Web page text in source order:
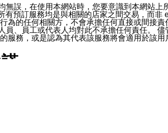
官方帳號或認證官方帳號的通知型訊息。
誤，在使用本網站時，您要意識到本網站
預訂服務均是與相關的店家之間交易，而
為的任何相關方，不會承擔任何直接或間接
員、員工或代表人均對此不承擔任何責任。
服務，或是認為其代表該服務將會適用於該